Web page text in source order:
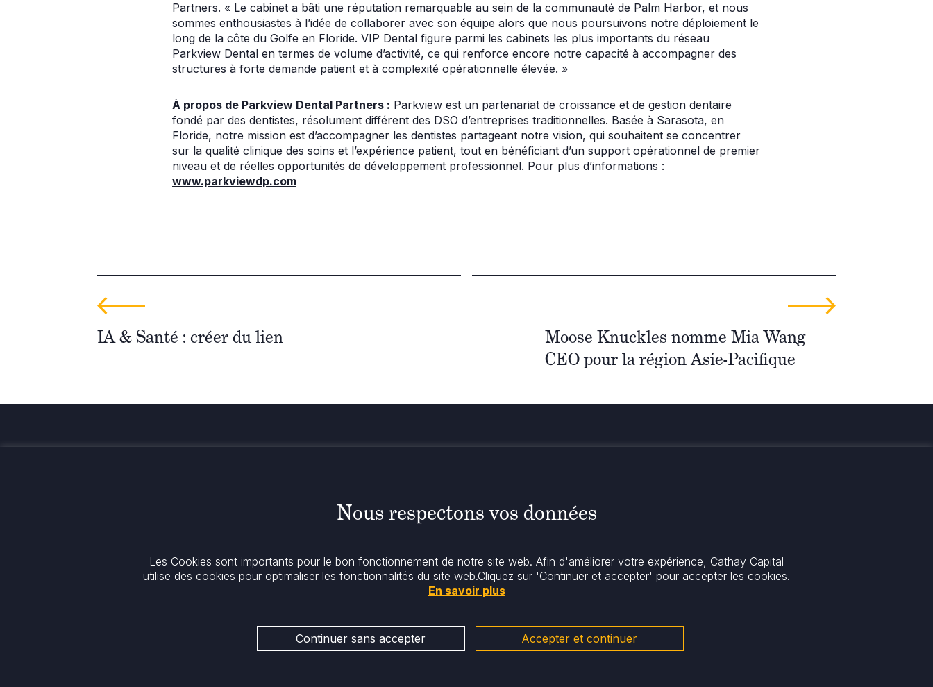
Partners. « Le cabinet a bâti une réputation remarquable au sein de la communauté de Palm Harbor, et nous
sommes enthousiastes à l’idée de collaborer avec son équipe alors que nous poursuivons notre déploiement le
long de la côte du Golfe en Floride. VIP Dental figure parmi les cabinets les plus importants du réseau
Parkview Dental en termes de volume d’activité, ce qui renforce encore notre capacité à accompagner des
structures à forte demande patient et à complexité opérationnelle élevée. »
À propos de Parkview Dental Partners : Parkview est un partenariat de croissance et de gestion dentaire
fondé par des dentistes, résolument différent des DSO d’entreprises traditionnelles. Basée à Sarasota, en
Floride, notre mission est d’accompagner les dentistes partageant notre vision, qui souhaitent se concentrer
sur la qualité clinique des soins et l’expérience patient, tout en bénéficiant d’un support opérationnel de premier
niveau et de réelles opportunités de développement professionnel. Pour plus d’informations :
www.parkviewdp.com
IA & Santé : créer du lien
Moose Knuckles nomme Mia Wang
CEO pour la région Asie-Pacifique
75008 Paris
France
Nous respectons vos données
Les Cookies sont importants pour le bon fonctionnement de notre site web. Afin d'améliorer votre expérience, Cathay Capital
utilise des cookies pour optimaliser les fonctionnalités du site web.Cliquez sur 'Continuer et accepter' pour accepter les cookies.
En savoir plus
Continuer sans accepter Accepter et continuer